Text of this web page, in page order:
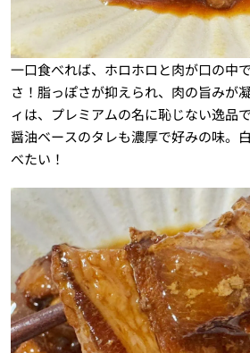
一口食べれば、ホロホロと肉が口の中
さ！脂っぽさが抑えられ、肉の旨みが
ィは、プレミアムの名に恥じない逸品
醤油ベースのタレも濃厚で好みの味。
べたい！